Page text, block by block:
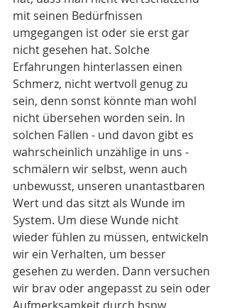
mit seinen Bedürfnissen
umgegangen ist oder sie erst gar
nicht gesehen hat. Solche
Erfahrungen hinterlassen einen
Schmerz, nicht wertvoll genug zu
sein, denn sonst könnte man wohl
nicht übersehen worden sein. In
solchen Fällen - und davon gibt es
wahrscheinlich unzählige in uns -
schmälern wir selbst, wenn auch
unbewusst, unseren unantastbaren
Wert und das sitzt als Wunde im
System. Um diese Wunde nicht
wieder fühlen zu müssen, entwickeln
wir ein Verhalten, um besser
gesehen zu werden. Dann versuchen
wir brav oder angepasst zu sein oder